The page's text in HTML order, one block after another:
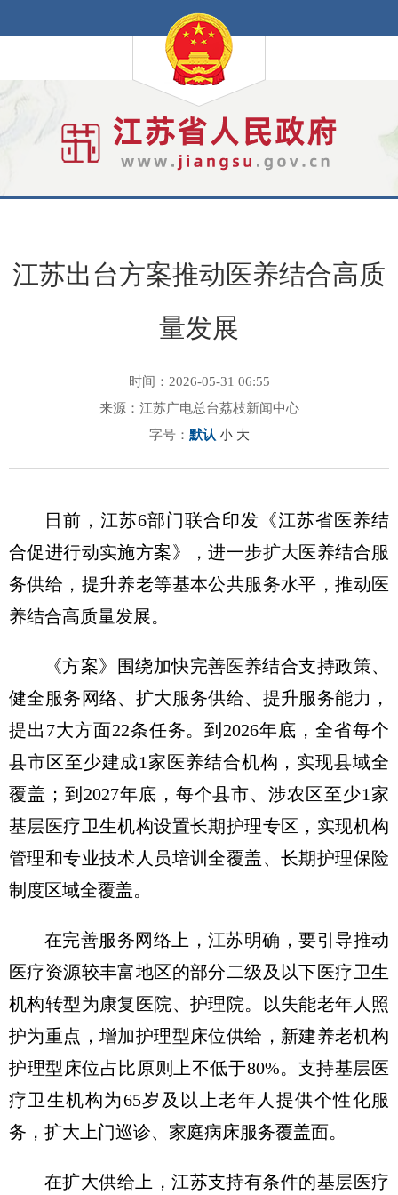
江苏出台方案推动医养结合高质
量发展
时间：2026-05-31 06:55
来源：江苏广电总台荔枝新闻中心
字号： 默认 小 大
日前，江苏6部门联合印发《江苏省医养结
合促进行动实施方案》，进一步扩大医养结合服
务供给，提升养老等基本公共服务水平，推动医
养结合高质量发展。
《方案》围绕加快完善医养结合支持政策、
健全服务网络、扩大服务供给、提升服务能力，
提出7大方面22条任务。到2026年底，全省每个
县市区至少建成1家医养结合机构，实现县域全
覆盖；到2027年底，每个县市、涉农区至少1家
基层医疗卫生机构设置长期护理专区，实现机构
管理和专业技术人员培训全覆盖、长期护理保险
制度区域全覆盖。
在完善服务网络上，江苏明确，要引导推动
医疗资源较丰富地区的部分二级及以下医疗卫生
机构转型为康复医院、护理院。以失能老年人照
护为重点，增加护理型床位供给，新建养老机构
护理型床位占比原则上不低于80%。支持基层医
疗卫生机构为65岁及以上老年人提供个性化服
务，扩大上门巡诊、家庭病床服务覆盖面。
在扩大供给上，江苏支持有条件的基层医疗